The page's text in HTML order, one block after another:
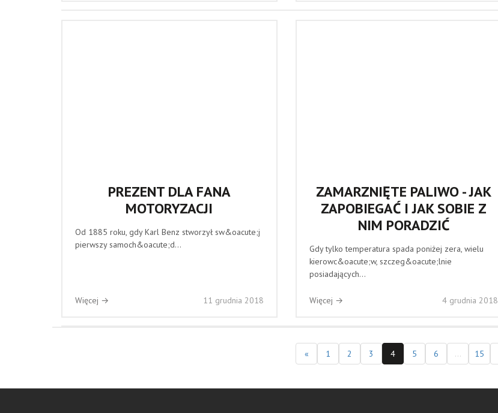
PREZENT DLA FANA
MOTORYZACJI
Od 1885 roku, gdy Karl Benz stworzył sw&oacute;j
pierwszy samoch&oacute;d...
Więcej → 11 grudnia 2018
ZAMARZNIĘTE PALIWO - JAK
ZAPOBIEGAĆ I JAK SOBIE Z
NIM PORADZIĆ
Gdy tylko temperatura spada poniżej zera, wielu
kierowc&oacute;w, szczeg&oacute;lnie
posiadających...
Więcej → 4 grudnia 2018
« 1 2 3 4 5 6 ... 15